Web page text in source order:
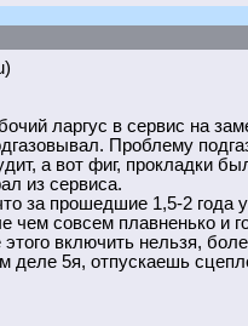
ларгус в сервис на
Проблему
а вот фиг, прокладки
из сервиса.
за прошедшие 1,5-2
чем совсем плавненько и
включить нельзя,
деле 5я, отпускаешь